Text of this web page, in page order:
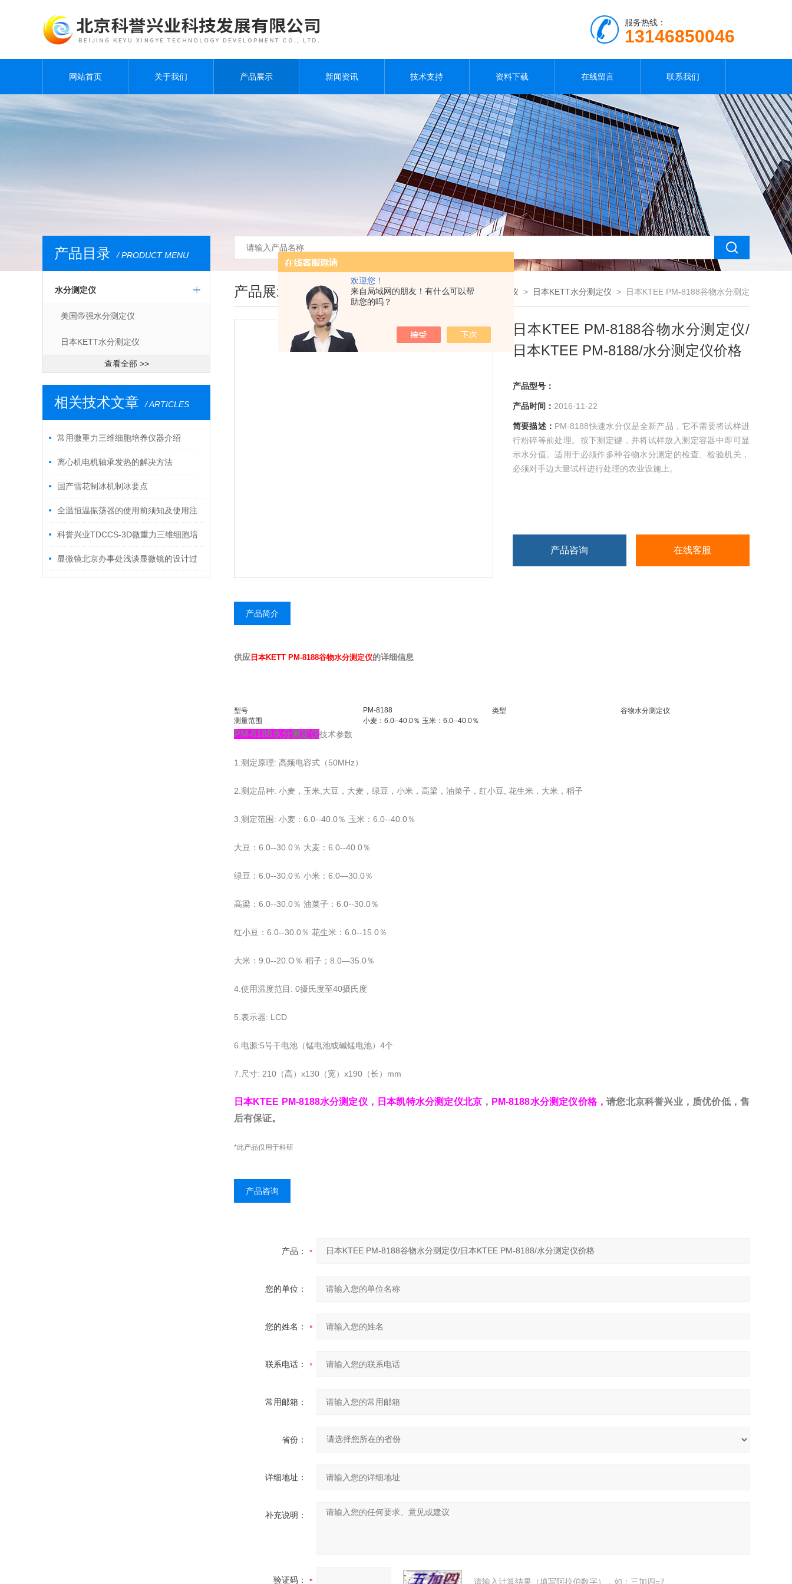
欢迎您！
来自局域网的朋友！有什么可以帮
助您的吗？
服务热线：
13146850046
网站首页 关于我们 产品展示 新闻资讯 技术支持 资料下载 在线留言 联系我们
产品目录 / PRODUCT MENU
水分测定仪
美国帝强水分测定仪
日本KETT水分测定仪
查看全部 >>
相关技术文章 / ARTICLES
常用微重力三维细胞培养仪器介绍
离心机电机轴承发热的解决方法
国产雪花制冰机制冰要点
全温恒温振荡器的使用前须知及使用注
意事项有哪些
科誉兴业TDCCS-3D微重力三维细胞培
养系统与进口三维细胞培养系统存在的优
显微镜北京办事处浅谈显微镜的设计过
产品展示 您现在的位置：首页>产品展示> 水分测定仪 > 日本KETT水分测定仪 > 日本KTEE PM-8188谷物水分测定
仪/日本KTEE PM-8188/水分测定仪价格
日本KTEE PM-8188谷物水分测定仪/
日本KTEE PM-8188/水分测定仪价格
产品型号：
产品时间： 2016-11-22
简要描述： PM-8188快速水分仪是全新产品，它不需要将试样进
行粉碎等前处理。按下测定键，并将试样放入测定容器中即可显
示水分值。适用于必须作多种谷物水分测定的检查、检验机关，
必须对手边大量试样进行处理的农业设施上。
产品咨询 在线客服
产品简介
供应 日本KETT PM-8188谷物水分测定仪的详细信息
型号 PM-8188 类型
谷物水分测定仪
测量范围
小麦：6.0--40.0％ 玉米：6.0--40.0％
PM-8188水分测定仪技术参数
1.测定原理: 高频电容式（50MHz）
2.测定品种: 小麦，玉米,大豆，大麦，绿豆，小米，高梁，油菜子，红小豆, 花生米，大米，稻子
3.测定范围: 小麦：6.0--40.0％ 玉米：6.0--40.0％
大豆：6.0--30.0％ 大麦：6.0--40.0％
绿豆：6.0--30.0％ 小米：6.0—30.0％
高梁：6.0--30.0％ 油菜子：6.0--30.0％
红小豆：6.0--30.0％ 花生米：6.0--15.0％
大米：9.0--20.O％ 稻子；8.0—35.0％
4.使用温度范目: 0摄氏度至40摄氏度
5.表示器: LCD
6.电源:5号干电池（锰电池或碱锰电池）4个
7.尺寸: 210（高）x130（宽）x190（长）mm
日本KTEE PM-8188水分测定仪，日本凯特水分测定仪北京 ， PM-8188水分测定仪价格，请您北京科誉兴业，质优价低，售
后有保证。
*此产品仅用于科研
产品咨询
产品：
您的单位：
您的姓名：
联系电话：
常用邮箱：
省份：
详细地址：
补充说明：
验证码： 请输入计算结果（填写阿拉伯数字），如：三加四=7